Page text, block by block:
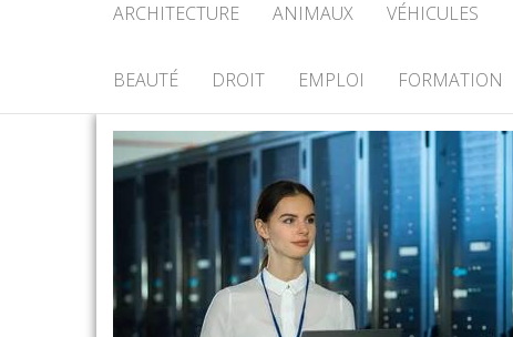
ARCHITECTURE ANIMAUX VÉHICULES
BEAUTÉ DROIT EMPLOI FORMATION